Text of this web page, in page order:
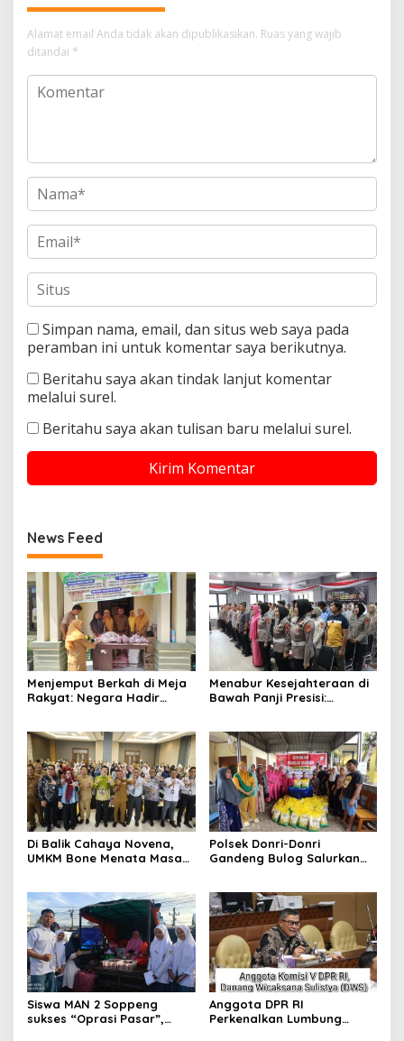
Alamat email Anda tidak akan dipublikasikan. Ruas yang wajib
ditandai *
Simpan nama, email, dan situs web saya pada
peramban ini untuk komentar saya berikutnya.
Beritahu saya akan tindak lanjut komentar
melalui surel.
Beritahu saya akan tulisan baru melalui surel.
News Feed
Menjemput Berkah di Meja
Rakyat: Negara Hadir
Menabur Kesejahteraan di
Bawah Panji Presisi:
Di Balik Cahaya Novena,
UMKM Bone Menata Masa
Polsek Donri-Donri
Gandeng Bulog Salurkan
Siswa MAN 2 Soppeng
sukses “Oprasi Pasar”,
Anggota DPR RI
Perkenalkan Lumbung